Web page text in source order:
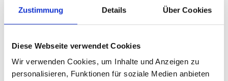
Zustimmung Details Über Cookies
Diese Webseite verwendet Cookies
Wir verwenden Cookies, um Inhalte und Anzeigen zu
personalisieren, Funktionen für soziale Medien anbieten